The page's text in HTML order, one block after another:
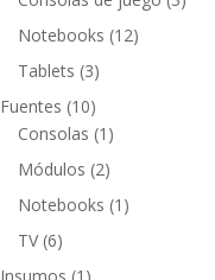
Notebooks 1212
Tablets 33
productos
Fuentes 1010
productos
Consolas 1 1
producto
Módulos 22
productos
Notebooks 1 1
TV 66
productos
1